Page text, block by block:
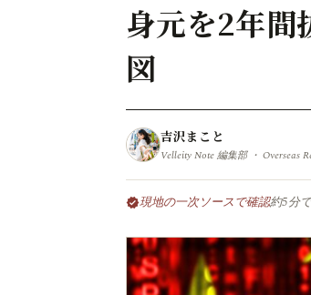
身元を2年間
図
吉沢まこと
Velleity Note 編集部 ・ Overseas
verified現地の一次ソースで確認約5分